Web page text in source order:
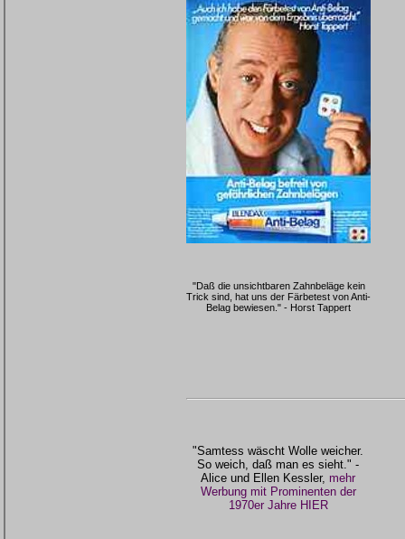
"Daß die unsichtbaren Zahnbeläge kein
Trick sind, hat uns der Färbetest von Anti-
Belag bewiesen." - Horst Tappert
"Samtess wäscht Wolle weicher.
So weich, daß man es sieht." -
Alice und Ellen Kessler, mehr
Werbung mit Prominenten der
1970er Jahre HIER